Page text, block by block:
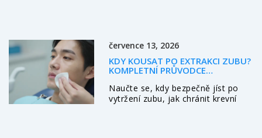
července 13, 2026
KDY KOUSAT PO EXTRAKCI ZUBU?
KOMPLETNÍ PRŮVODCE
Naučte se, kdy bezpečně jíst po
vytržení zubu, jak chránit krevní